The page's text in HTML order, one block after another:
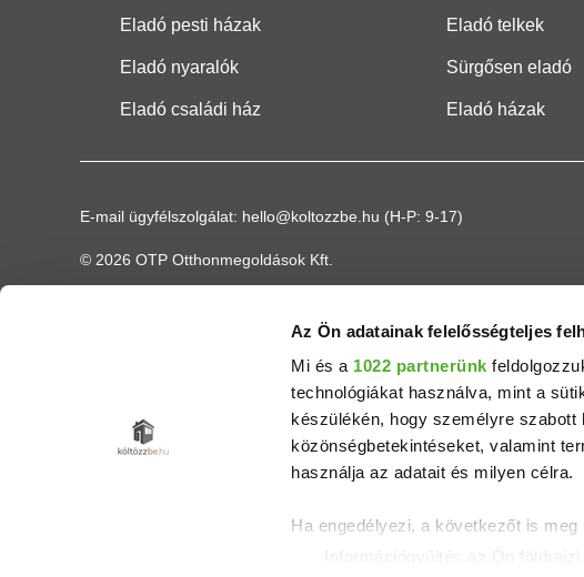
Az Ön adatainak felelősségteljes
Mi és a 1022 partnerünk
technológiákat használva, mint a
készülékén, hogy személyre
közönségbetekintéseket, valamint
használja az adatait és milyen célra.
Ha engedélyezi, a következőt is meg
Eladó pesti házak Eladó telkek
Eladó nyaralók Sürgősen eladó
Eladó családi ház Eladó házak
E-mail ügyfélszolgálat: hello@koltozzbe.hu (H-P: 9-17)
© 2026 OTP Otthonmegoldások Kft.